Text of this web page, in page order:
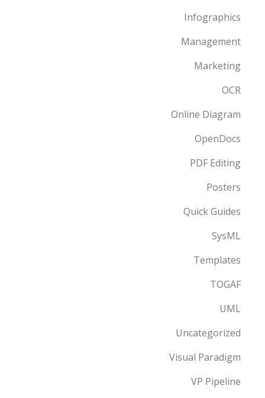
Infographics
Management
Marketing
OCR
Online Diagram
OpenDocs
PDF Editing
Posters
Quick Guides
SysML
Templates
TOGAF
UML
Uncategorized
Visual Paradigm
VP Pipeline